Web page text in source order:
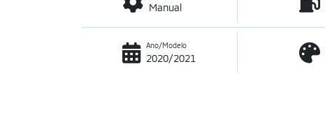
Manual
Ano/Modelo
2020/2021